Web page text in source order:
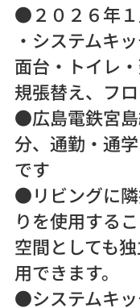
●２０２６年
・システムキ
面台・トイレ
規張替え、フ
●広島電鉄宮島
分、通勤・通
です
●リビングに
りを使用する
空間としても
用できます。
●システムキ